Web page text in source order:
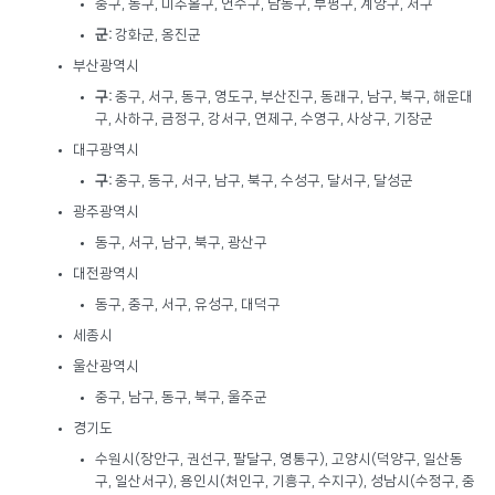
중구, 동구, 미추홀구, 연수구, 남동구, 부평구, 계양구, 서구
군:강화군, 옹진군
부산광역시
구:중구, 서구, 동구, 영도구, 부산진구, 동래구, 남구, 북구, 해운대
구, 사하구, 금정구, 강서구, 연제구, 수영구, 사상구, 기장군
대구광역시
구:중구, 동구, 서구, 남구, 북구, 수성구, 달서구, 달성군
광주광역시
동구, 서구, 남구, 북구, 광산구
대전광역시
동구, 중구, 서구, 유성구, 대덕구
세종시
울산광역시
중구, 남구, 동구, 북구, 울주군
경기도
수원시(장안구, 권선구, 팔달구, 영통구), 고양시(덕양구, 일산동
구, 일산서구), 용인시(처인구, 기흥구, 수지구), 성남시(수정구, 중